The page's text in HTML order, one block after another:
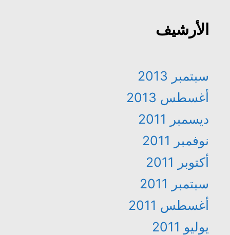
الأرشيف
سبتمبر 2013
أغسطس 2013
ديسمبر 2011
نوفمبر 2011
أكتوبر 2011
سبتمبر 2011
أغسطس 2011
يوليو 2011